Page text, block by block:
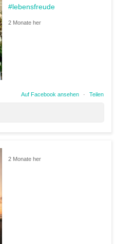
#lebensfreude
2 Monate her
Auf Facebook ansehen · Teilen
2 Monate her